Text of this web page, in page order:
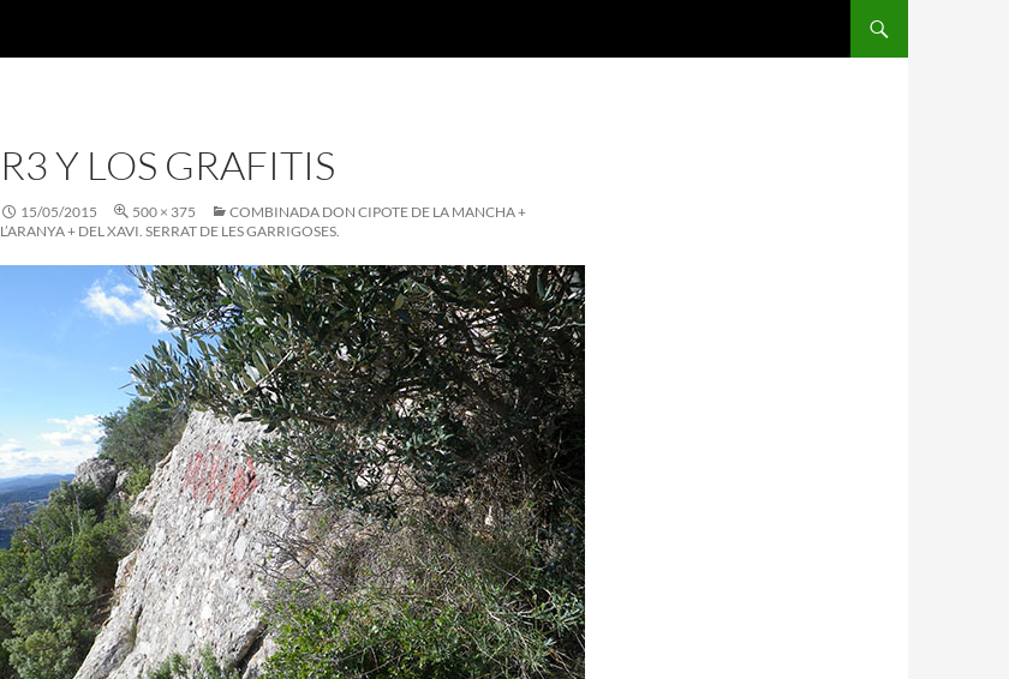
R3 Y LOS GRAFITIS
15/05/2015 500 × 375
COMBINADA DON CIPOTE DE LA MANCHA +
L’ARANYA + DEL XAVI. SERRAT DE LES GARRIGOSES.